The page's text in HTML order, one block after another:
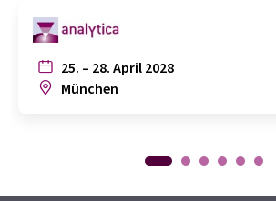
25. – 28. April 2028
München